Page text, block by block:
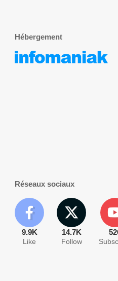
Hébergement
Réseaux sociaux
9.9K
Like
14.7K
Follow